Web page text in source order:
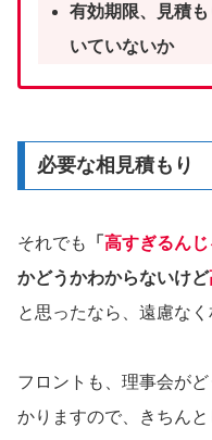
有効期限、見積
いていないか
必要な相見積もり
それでも 「 高すぎるんじ
かどうかわからないけど
と思ったなら、遠慮な
フロントも、理事会が
かりますので、きちん